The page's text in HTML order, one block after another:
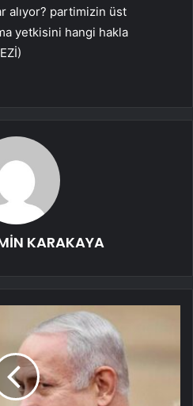
alıyor? partimizin üst
yetkisini hangi hakla
KARAKAYA